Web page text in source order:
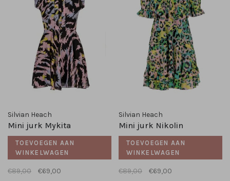
Silvian Heach
Mini jurk Mykita
TOEVOEGEN AAN
WINKELWAGEN
€89,00
€69,00
Silvian Heach
Mini jurk Nikolin
TOEVOEGEN AAN
WINKELWAGEN
€89,00
€69,00